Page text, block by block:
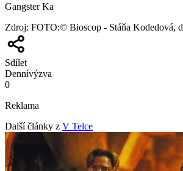
Gangster Ka
Zdroj: FOTO:© Bioscop - Stáňa Kodedová,
Sdílet
Dennívýzva
0
Reklama
Další články z V Telce